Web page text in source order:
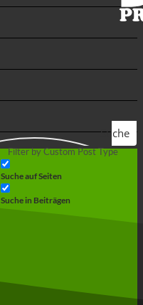
Suche
Filter by Custom Post Type
Suche auf Seiten
Suche in Beiträgen